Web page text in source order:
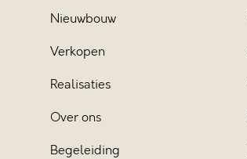
Nieuwbouw
Verkopen
Realisaties
Over ons
Begeleiding